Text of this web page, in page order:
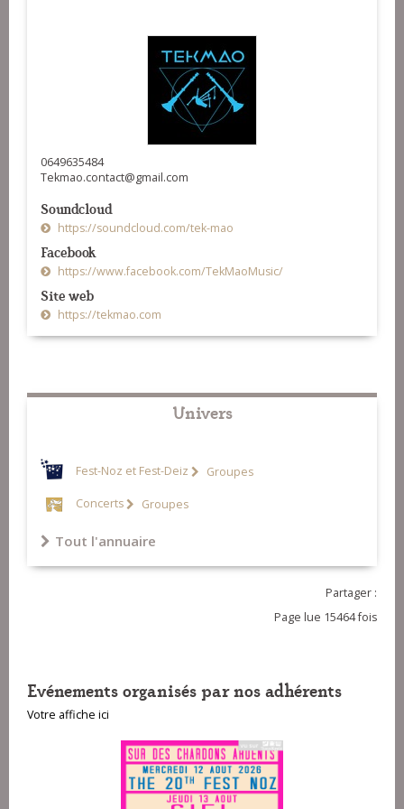
0649635484
Tekmao.contact@gmail.com
Soundcloud
https://soundcloud.com/tek-mao
Facebook
https://www.facebook.com/TekMaoMusic/
Site web
https://tekmao.com
Univers
Fest-Noz et Fest-Deiz Groupes
Concerts Groupes
Tout l'annuaire
Partager :
Page lue 15464 fois
Evénements organisés par nos adhérents
Votre affiche ici